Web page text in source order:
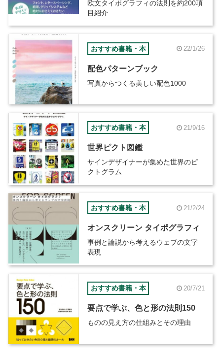
欧文タイポグラフィの法則を約200項
目紹介
おすすめ書籍・本 22/1/26
配色パターンブック
写真からつくる美しい配色1000
おすすめ書籍・本 21/9/16
世界ピクト図鑑
サインデザイナーが集めた世界のピ
クトグラム
おすすめ書籍・本 21/2/24
オンスクリーン タイポグラフィ
事例と論説から考えるウェブの文字
表現
おすすめ書籍・本 20/7/21
要点で学ぶ、色と形の法則150
ものの見え方の仕組みとその理由